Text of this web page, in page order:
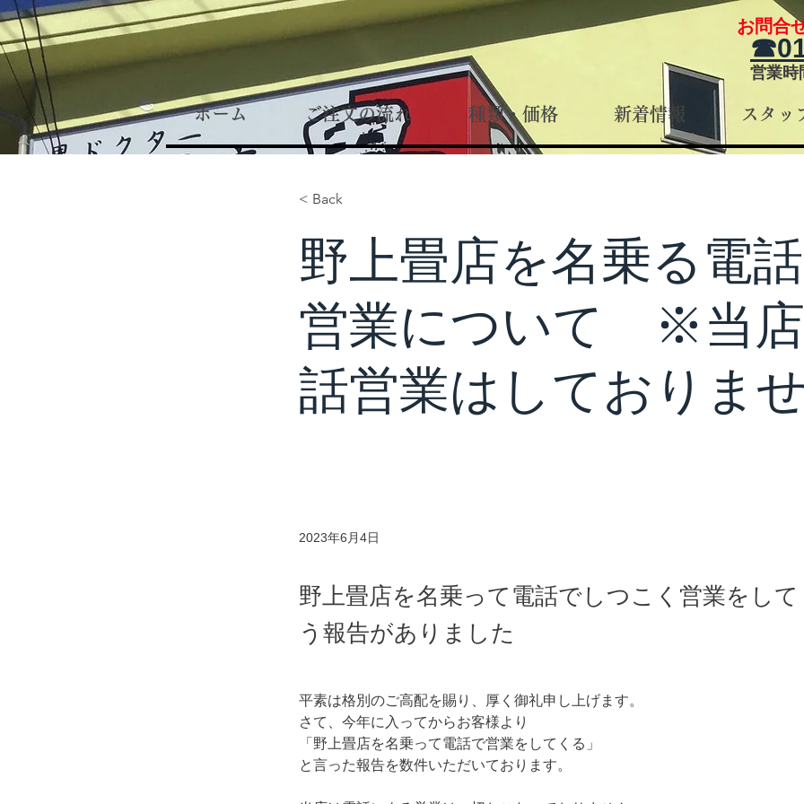
お問合
営業時
ホーム ご注文の流れ 種類・価格 新着情報 スタッ
< Back
野上畳店を名乗る電
営業について ※当
話営業はしておりま
2023年6月4日
野上畳店を名乗って電話でしつこく営業をし
う報告がありました
平素は格別のご高配を賜り、厚く御礼申し上げます。
さて、今年に入ってからお客様より
「野上畳店を名乗って電話で営業をしてくる」
と言った報告を数件いただいております。